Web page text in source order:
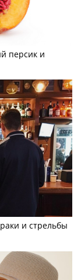
персик и
и стрельбы